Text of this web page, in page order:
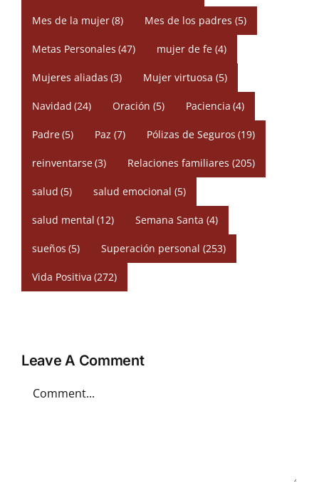
Mes de la mujer(8) Mes de los padres (5)
Metas Personales (47) mujer de fe (4)
Mujeres aliadas (3) Mujer virtuosa (5)
Navidad (24) Oración (5) Paciencia (4)
Padre(5) Paz (7) Pólizas de Seguros (19)
reinventarse(3) Relaciones familiares (205)
salud (5) salud emocional (5)
salud mental (12) Semana Santa (4)
sueños (5) Superación personal (253)
Vida Positiva (272)
Leave A Comment